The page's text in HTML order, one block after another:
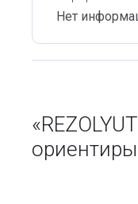
Нет
ориентиры